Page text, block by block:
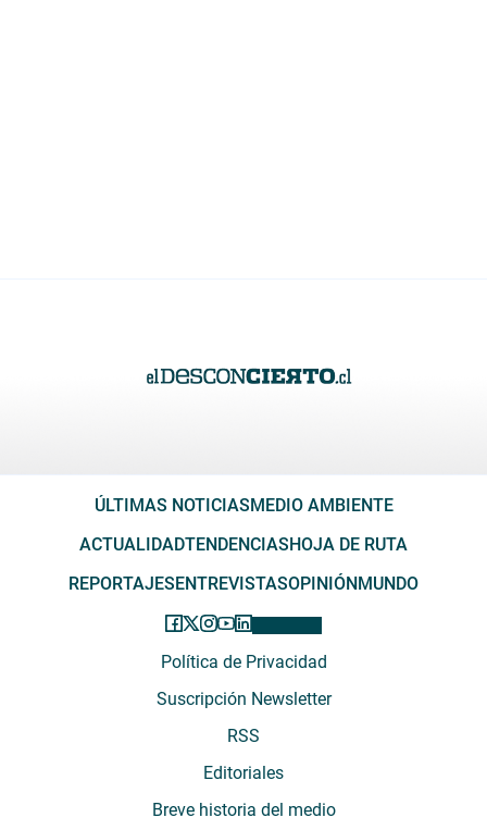
ÚLTIMAS NOTICIASMEDIO AMBIENTE
ACTUALIDADTENDENCIASHOJA DE RUTA
REPORTAJESENTREVISTASOPINIÓNMUNDO
Política de Privacidad
Suscripción Newsletter
RSS
Editoriales
Breve historia del medio